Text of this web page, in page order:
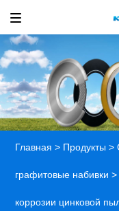
Главная > Продукты >
графитовые набивки >
коррозии цинковой